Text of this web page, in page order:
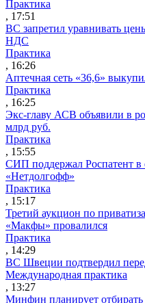
Практика
, 17:51
ВС запретил уравнивать
НДС
Практика
, 16:26
Аптечная сеть «36,6»
Практика
, 16:25
Экс-главу АСВ объявили в
млрд руб.
Практика
, 15:55
СИП поддержал Роспатент в
«Нетдолгофф»
Практика
, 15:17
Третий аукцион по
«Макфы» провалился
Практика
, 14:29
ВС Швеции подтвердил
Международная практика
, 13:27
Минфин планирует отбирать